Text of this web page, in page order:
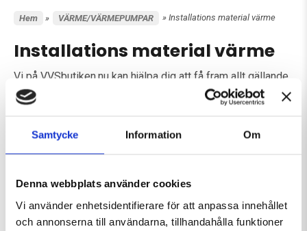
Samtycke Information Om
Denna webbplats använder cookies
Vi använder enhetsidentifierare för att anpassa innehållet
och annonserna till användarna, tillhandahålla funktioner
Hem » VÄRME/VÄRMEPUMPAR » Installations material värme
Installations material värme
Vi på VVSbutiken.nu kan hjälpa dig att få fram allt gällande
installations material för värme installationer.
info@vvsbutiken.nu så hjälper vi dig!
Expansionskärl Expansionskärl tillbehör